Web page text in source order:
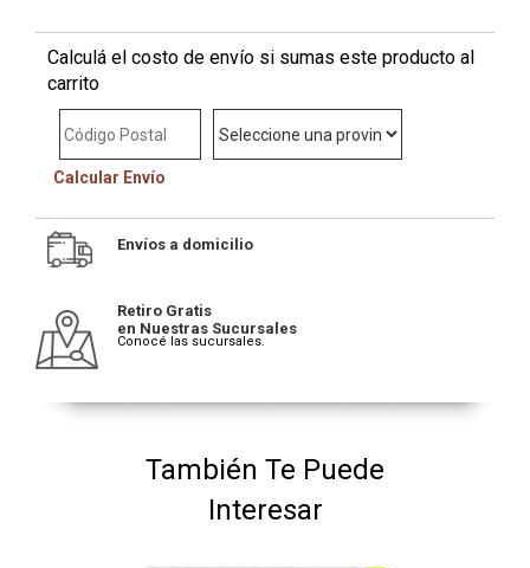
Calculá el costo de envío si sumas este producto al
carrito
Calcular Envío
Envíos a domicilio
Retiro Gratis
en Nuestras Sucursales
Conocé las sucursales.
También Te Puede
Interesar